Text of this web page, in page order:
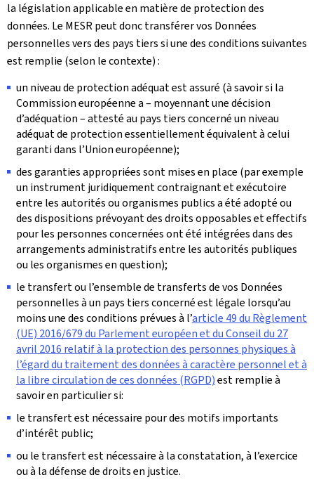
la législation applicable en matière de protection des
données. Le MESR peut donc transférer vos Données
personnelles vers des pays tiers si une des conditions suivantes
est remplie (selon le contexte) :
un niveau de protection adéquat est assuré (à savoir si la
Commission européenne a – moyennant une décision
d’adéquation – attesté au pays tiers concerné un niveau
adéquat de protection essentiellement équivalent à celui
garanti dans l’Union européenne);
des garanties appropriées sont mises en place (par exemple
un instrument juridiquement contraignant et exécutoire
entre les autorités ou organismes publics a été adopté ou
des dispositions prévoyant des droits opposables et effectifs
pour les personnes concernées ont été intégrées dans des
arrangements administratifs entre les autorités publiques
ou les organismes en question);
le transfert ou l’ensemble de transferts de vos Données
personnelles à un pays tiers concerné est légale lorsqu’au
moins une des conditions prévues à l’article 49 du Règlement
(UE) 2016/679 du Parlement européen et du Conseil du 27
avril 2016 relatif à la protection des personnes physiques à
l’égard du traitement des données à caractère personnel et à
la libre circulation de ces données (RGPD)est remplie à
savoir en particulier si:
le transfert est nécessaire pour des motifs importants
d’intérêt public;
ou le transfert est nécessaire à la constatation, à l’exercice
ou à la défense de droits en justice.